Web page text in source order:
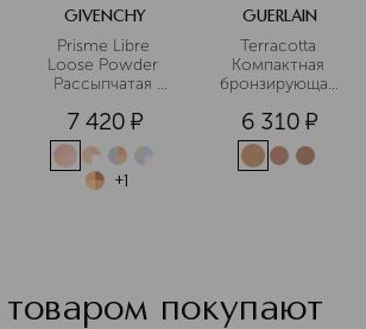
GIVENCHY
Prisme Libre
Loose Powder
Рассыпчатая
7 420 ¤
+1
GUERLAIN
Terracotta
Компактная
бронзирующая
6 310 ¤
покупают